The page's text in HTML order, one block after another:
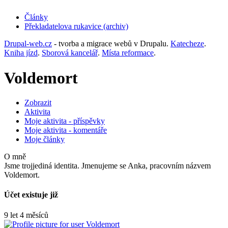
Články
Překladatelova rukavice (archiv)
new
tab)
Drupal-web.cz - tvorba a migrace webů v Drupalu. Katecheze.
Kniha jízd. Sborová kancelář. Místa reformace.
Voldemort
Hlavní
záložky
Zobrazit
Aktivita
Moje aktivita - příspěvky
Moje aktivita - komentáře
Moje články
O mně
Jsme trojjediná identita. Jmenujeme se Anka, pracovním názvem
Voldemort.
Účet existuje již
9 let 4 měsíců